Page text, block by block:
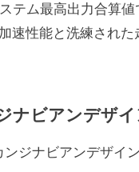
テム最高出力合算
性能と洗練された
ナビアンデザイ
ジナビアンデザイ